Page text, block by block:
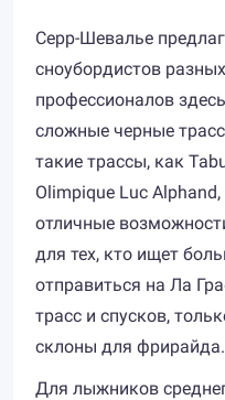
Серр-Шевалье
сноубордистов
профессионалов
сложные черные
такие трассы, как
Olimpique Luc
отличные
для тех, кто ищет
отправиться на Ла
трасс и спусков,
склоны для фрирайда.
Для лыжников